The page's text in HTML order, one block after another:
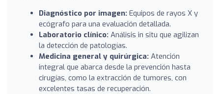
Diagnóstico por imagen: Equipos de rayos X y
ecógrafo para una evaluación detallada.
Laboratorio clínico: Análisis in situ que agilizan
la detección de patologías.
Medicina general y quirúrgica: Atención
integral que abarca desde la prevención hasta
cirugías, como la extracción de tumores, con
excelentes tasas de recuperación.